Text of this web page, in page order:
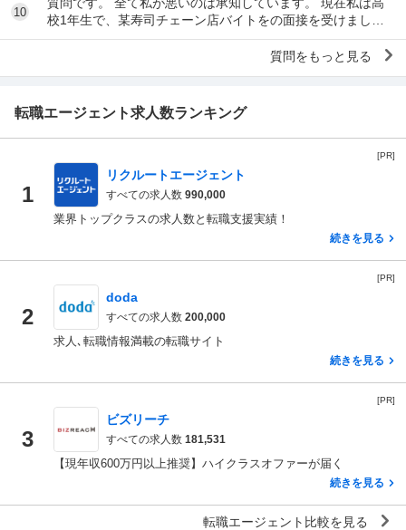
10
校1年生で、某寿司チェーン店バイトをの面接を受けまし
た。面接をし、その場で採用をもらいました。そし...
質問をもっと見る
転職エージェント求人数ランキング
[PR]
1
リクルートエージェント
すべての求人数 990,000
業界トップクラスの求人数と転職支援実績！
続きを見る
[PR]
2
doda
すべての求人数 200,000
求人､転職情報満載の転職サイト
続きを見る
[PR]
3
ビズリーチ
すべての求人数 181,531
【現年収600万円以上推奨】ハイクラスオファーが届く
続きを見る
転職エージェント比較を見る